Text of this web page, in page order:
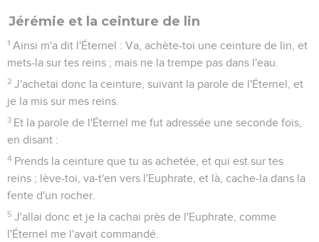
Jérémie et la ceinture de lin
1 Ainsi m'a dit l'Éternel : Va, achète-toi une ceinture de lin, et
mets-la sur tes reins ; mais ne la trempe pas dans l'eau.
2 J'achetai donc la ceinture, suivant la parole de l'Éternel, et
je la mis sur mes reins.
3 Et la parole de l'Éternel me fut adressée une seconde fois,
en disant :
4 Prends la ceinture que tu as achetée, et qui est sur tes
reins ; lève-toi, va-t'en vers l'Euphrate, et là, cache-la dans la
fente d'un rocher.
5 J'allai donc et je la cachai près de l'Euphrate, comme
l'Éternel me l'avait commandé.